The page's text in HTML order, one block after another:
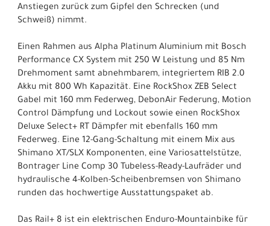
Anstiegen zurück zum Gipfel den Schrecken (und
Schweiß) nimmt.
Einen Rahmen aus Alpha Platinum Aluminium mit Bosch
Performance CX System mit 250 W Leistung und 85 Nm
Drehmoment samt abnehmbarem, integriertem RIB 2.0
Akku mit 800 Wh Kapazität. Eine RockShox ZEB Select
Gabel mit 160 mm Federweg, DebonAir Federung, Motion
Control Dämpfung und Lockout sowie einen RockShox
Deluxe Select+ RT Dämpfer mit ebenfalls 160 mm
Federweg. Eine 12-Gang-Schaltung mit einem Mix aus
Shimano XT/SLX Komponenten, eine Variosattelstütze,
Bontrager Line Comp 30 Tubeless-Ready-Laufräder und
hydraulische 4-Kolben-Scheibenbremsen von Shimano
runden das hochwertige Ausstattungspaket ab.
Das Rail+ 8 ist ein elektrischen Enduro-Mountainbike für